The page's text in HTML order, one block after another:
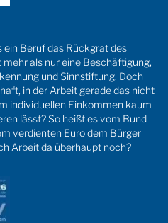
Beruf das Rückgrat des
als nur eine Beschäftigung,
und Sinnstiftung. Doch
in der Arbeit gerade das nicht
individuellen Einkommen kaum
lässt? So heißt es vom Bund
verdienten Euro dem Bürger
Arbeit da überhaupt noch?